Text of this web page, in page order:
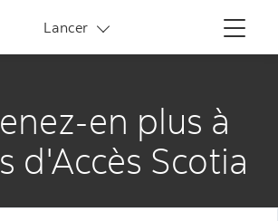
Menu
Lancer
Liens connexes
en plus à
d'Accès Scotia